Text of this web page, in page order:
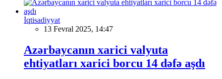
İqtisadiyyat
13 Fevral 2025, 14:47
Azərbaycanın xarici valyuta
ehtiyatları xarici borcu 14 dəfə aşdı